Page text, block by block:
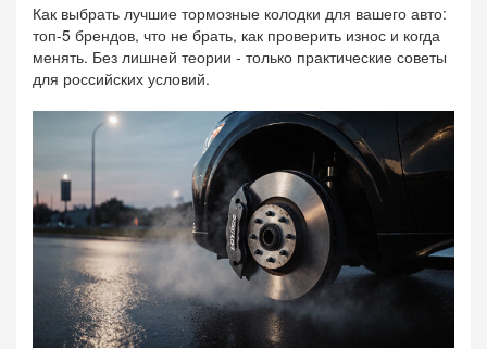
Как выбрать лучшие тормозные колодки для вашего авто:
топ-5 брендов, что не брать, как проверить износ и когда
менять. Без лишней теории - только практические советы
для российских условий.